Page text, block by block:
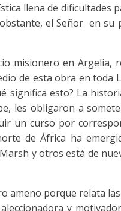
llena de dificultades
el Señor en su
misionero en Argelia,
de esta obra en toda
significa esto? La
les obligaron a
un curso por
de África ha
y otros está de
ameno porque relata
y